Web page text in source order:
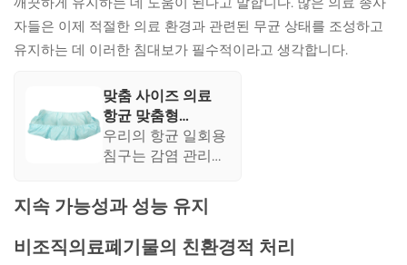
다.
자들은 이제 적절한 의료 환경과 관련된 무균 상태를 조성하고
유지하는 데 이러한 침대보가 필수적이라고 생각합니다.
맞춤 사이즈 의료
항균 맞춤형
PP+PE 일회용 침
구 비직물 일회용
용 침구
우리의 항균 일회용
침구는 감염 관리에
위해 제작되었습니
다. 항미생물 처리
기술을 적용하여 의
료기관 내 감염을
지속 가능성과 성능 유지
비조직의료폐기물의 친환경적 처리